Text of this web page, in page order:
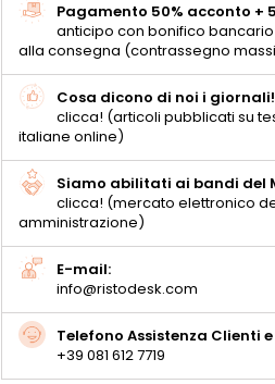
Pagamento 50% acconto +
anticipo con bonifico
alla consegna (contrassegno
Cosa dicono di noi i giornali!
clicca! (articoli pubblicati su
italiane online)
Siamo abilitati ai bandi del
clicca! (mercato elettronico
amministrazione)
E-mail:
info@ristodesk.com
Telefono Assistenza Clienti
+39 081 612 7719